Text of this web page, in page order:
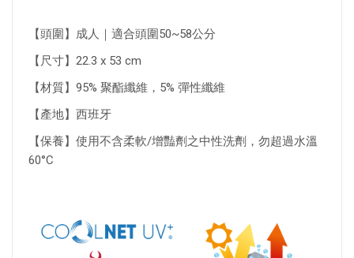
【頭圍】成人｜適合頭圍50~58公分
【尺寸】22.3 x 53 cm
【材質】95% 聚酯纖維，5% 彈性纖維
【產地】西班牙
【保養】使用不含柔軟/增豔劑之中性洗劑，勿超過水溫
60°C